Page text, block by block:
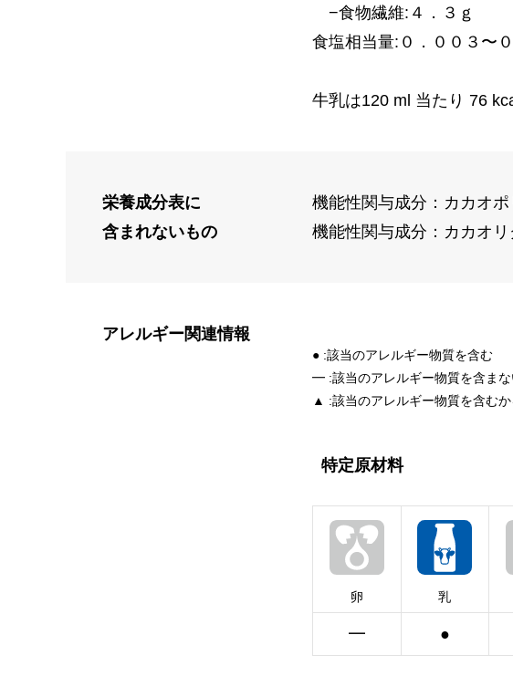
−食物繊維:４．３ｇ
食塩相当量:０．００３〜
牛乳は120 ml 当たり 76
栄養成分表に
含まれないもの
機能性関与成分：カカオ
機能性関与成分：カカオリ
アレルギー関連情報
● :該当のアレルギー物質を含む
━ :該当のアレルギー物質を含ま
▲ :該当のアレルギー物質を含む
特定原材料
卵
━
乳
●